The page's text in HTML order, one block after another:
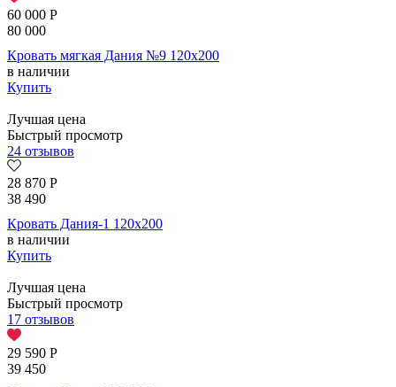
60 000 Р
80 000
Кровать мягкая Дания №9 120х200
в наличии
Купить
Лучшая цена
Быстрый просмотр
24 отзывов
28 870 Р
38 490
Кровать Дания-1 120х200
в наличии
Купить
Лучшая цена
Быстрый просмотр
17 отзывов
29 590 Р
39 450